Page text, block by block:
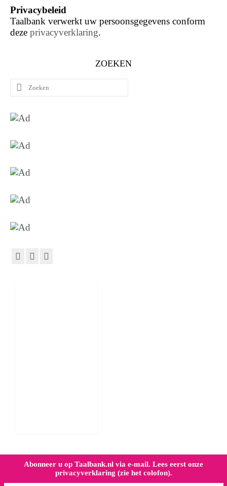
Privacybeleid
Taalbank verwerkt uw persoonsgegevens conform
deze privacyverklaring.
ZOEKEN
Zoeken
naar:
Abonneer u op Taalbank.nl via e-mail. Lees eerst onze
privacyverklaring (zie het colofon).